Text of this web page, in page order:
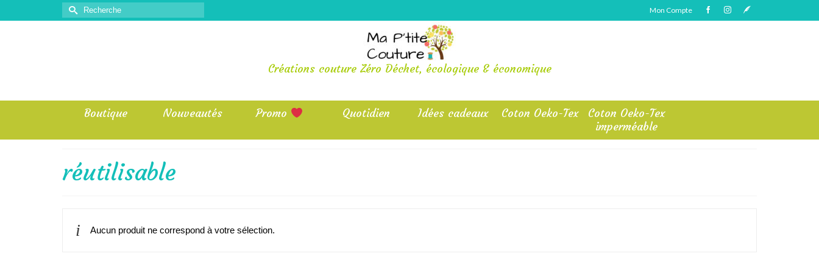
Mon Compte
Rechercher :
Créations couture Zéro Déchet, écologique & économique
Boutique Nouveautés Promo Quotidien Idées cadeaux Coton Oeko-Tex
Coton Oeko-Tex
imperméable
réutilisable
Aucun produit ne correspond à votre sélection.